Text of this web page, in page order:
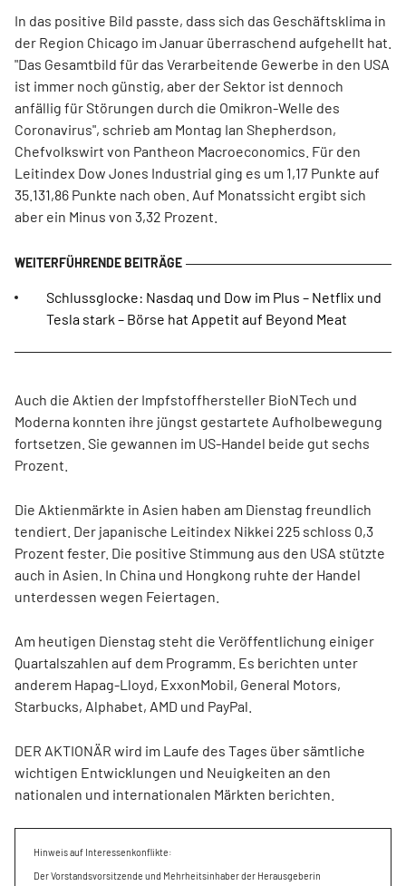
In das positive Bild passte, dass sich das Geschäftsklima in
der Region Chicago im Januar überraschend aufgehellt hat.
"Das Gesamtbild für das Verarbeitende Gewerbe in den USA
ist immer noch günstig, aber der Sektor ist dennoch
anfällig für Störungen durch die Omikron-Welle des
Coronavirus", schrieb am Montag Ian Shepherdson,
Chefvolkswirt von Pantheon Macroeconomics. Für den
Leitindex Dow Jones Industrial ging es um 1,17 Punkte auf
35.131,86 Punkte nach oben. Auf Monatssicht ergibt sich
aber ein Minus von 3,32 Prozent.
Schlussglocke: Nasdaq und Dow im Plus – Netflix und
Tesla stark – Börse hat Appetit auf Beyond Meat
Auch die Aktien der Impfstoffhersteller BioNTech und
Moderna konnten ihre jüngst gestartete Aufholbewegung
fortsetzen. Sie gewannen im US-Handel beide gut sechs
Prozent.
Die Aktienmärkte in Asien haben am Dienstag freundlich
tendiert. Der japanische Leitindex Nikkei 225 schloss 0,3
Prozent fester. Die positive Stimmung aus den USA stützte
auch in Asien. In China und Hongkong ruhte der Handel
unterdessen wegen Feiertagen.
Am heutigen Dienstag steht die Veröffentlichung einiger
Quartalszahlen auf dem Programm. Es berichten unter
anderem Hapag-Lloyd, ExxonMobil, General Motors,
Starbucks, Alphabet, AMD und PayPal.
DER AKTIONÄR wird im Laufe des Tages über sämtliche
wichtigen Entwicklungen und Neuigkeiten an den
nationalen und internationalen Märkten berichten.
Hinweis auf Interessenkonflikte:
Der Vorstandsvorsitzende und Mehrheitsinhaber der Herausgeberin